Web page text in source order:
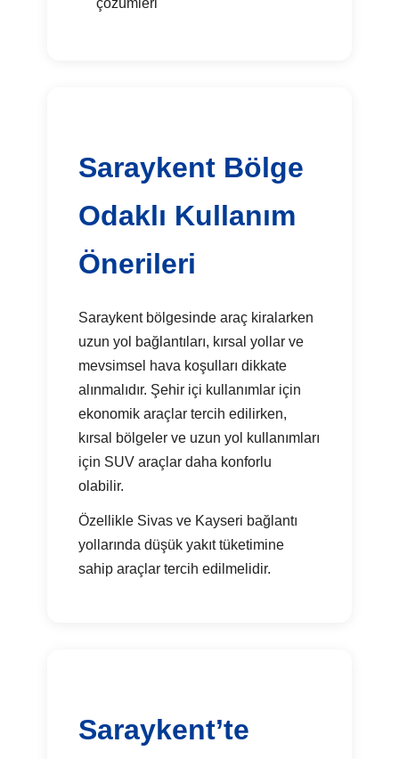
Saraykent Bölge
Odaklı Kullanım
Önerileri
Saraykent bölgesinde araç kiralarken
uzun yol bağlantıları, kırsal yollar ve
mevsimsel hava koşulları dikkate
alınmalıdır. Şehir içi kullanımlar için
ekonomik araçlar tercih edilirken,
kırsal bölgeler ve uzun yol kullanımları
için SUV araçlar daha konforlu
olabilir.
Özellikle Sivas ve Kayseri bağlantı
yollarında düşük yakıt tüketimine
sahip araçlar tercih edilmelidir.
Saraykent’te